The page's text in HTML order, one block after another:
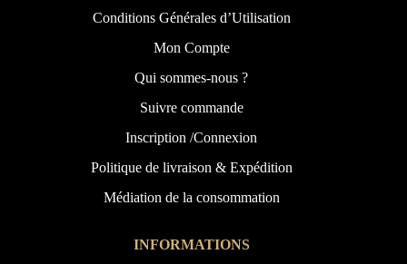
Conditions Générales d’Utilisation
Mon Compte
Qui sommes-nous ?
Suivre commande
Inscription /Connexion
Politique de livraison & Expédition
Médiation de la consommation
INFORMATIONS